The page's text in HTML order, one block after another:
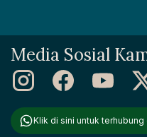
Media Sosial
Klik di sini untuk terhubung